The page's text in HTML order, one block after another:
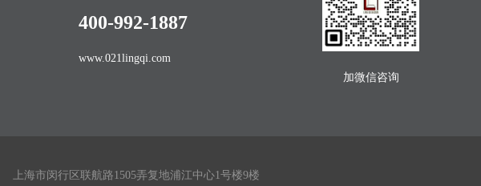
400-992-1887
www.021lingqi.com
加微信咨询
上海市闵行区联航路1505弄复地浦江中心1号楼9楼